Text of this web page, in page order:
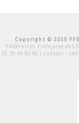
Copyright © 2015
Fédération Française des
01 39 44 65 80 | contact :